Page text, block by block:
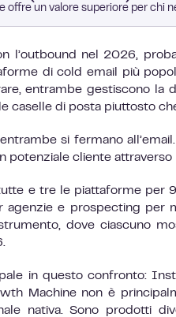
offre un valore superiore per chi
l’outbound nel 2026,
di cold email più
entrambe gestiscono la
caselle di posta piuttosto
si fermano
potenziale cliente attraverso
e tre le piattaforme per
agenzie e prospecting per
dove ciascuno
in questo confronto:
Machine non è
nativa. Sono prodotti